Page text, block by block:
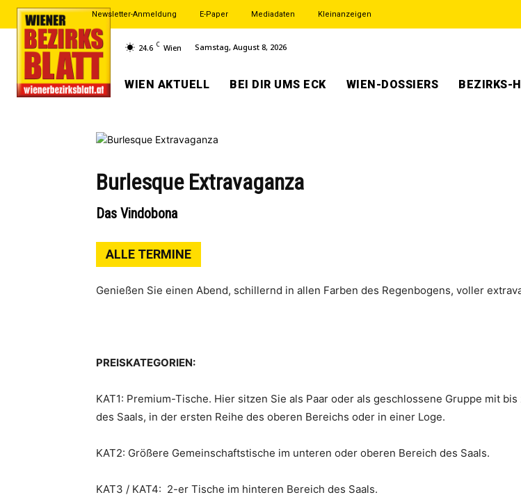
Newsletter-Anmeldung E-Paper Mediadaten Kleinanzeigen
24.6 C Wien Samstag, August 8, 2026
WIEN AKTUELL BEI DIR UMS ECK WIEN-DOSSIERS BEZIRKS-
Burlesque Extravaganza
Das Vindobona
ALLE TERMINE
Genie­ßen Sie einen Abend, schil­lernd in allen Far­ben des Regen­bo­gens, vol­ler
PREISKATEGORIEN:
KAT1: Premium-Tische. Hier sitzen Sie als Paar oder als geschlossene Gruppe mit
des Saals, in der ersten Reihe des oberen Bereichs oder in einer Loge.
KAT2: Größere Gemeinschaftstische im unteren oder oberen Bereich des Saals.
KAT3 / KAT4: 2-er Tische im hinteren Bereich des Saals.